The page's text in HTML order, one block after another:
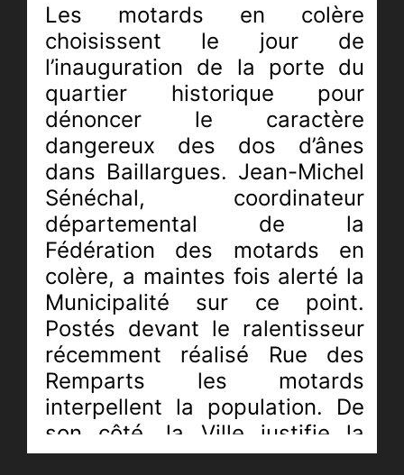
Les motards en colère
choisissent le jour de
l’inauguration de la porte du
quartier historique pour
dénoncer le caractère
dangereux des dos d’ânes
dans Baillargues. Jean-Michel
Sénéchal, coordinateur
départemental de la
Fédération des motards en
colère, a maintes fois alerté la
Municipalité sur ce point.
Postés devant le ralentisseur
récemment réalisé Rue des
Remparts les motards
interpellent la population. De
son côté, la Ville justifie la
hauteur des dos d’ânes